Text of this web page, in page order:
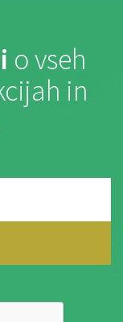
o vseh
in